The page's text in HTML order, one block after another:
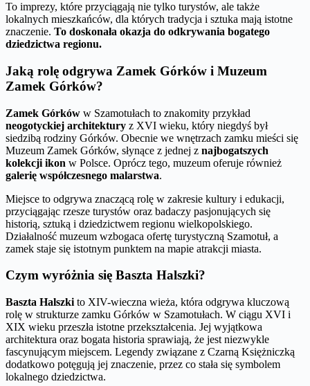
To imprezy, które przyciągają nie tylko turystów, ale także
lokalnych mieszkańców, dla których tradycja i sztuka mają istotne
znaczenie. To doskonała okazja do odkrywania bogatego
dziedzictwa regionu.
Jaką rolę odgrywa Zamek Górków i Muzeum
Zamek Górków?
Zamek Górków w Szamotułach to znakomity przykład
neogotyckiej architektury z XVI wieku, który niegdyś był
siedzibą rodziny Górków. Obecnie we wnętrzach zamku mieści się
Muzeum Zamek Górków, słynące z jednej z najbogatszych
kolekcji ikon w Polsce. Oprócz tego, muzeum oferuje również
galerię współczesnego malarstwa.
Miejsce to odgrywa znaczącą rolę w zakresie kultury i edukacji,
przyciągając rzesze turystów oraz badaczy pasjonujących się
historią, sztuką i dziedzictwem regionu wielkopolskiego.
Działalność muzeum wzbogaca ofertę turystyczną Szamotuł, a
zamek staje się istotnym punktem na mapie atrakcji miasta.
Czym wyróżnia się Baszta Halszki?
Baszta Halszki to XIV-wieczna wieża, która odgrywa kluczową
rolę w strukturze zamku Górków w Szamotułach. W ciągu XVI i
XIX wieku przeszła istotne przekształcenia. Jej wyjątkowa
architektura oraz bogata historia sprawiają, że jest niezwykle
fascynującym miejscem. Legendy związane z Czarną Księżniczką
dodatkowo potęgują jej znaczenie, przez co stała się symbolem
lokalnego dziedzictwa.